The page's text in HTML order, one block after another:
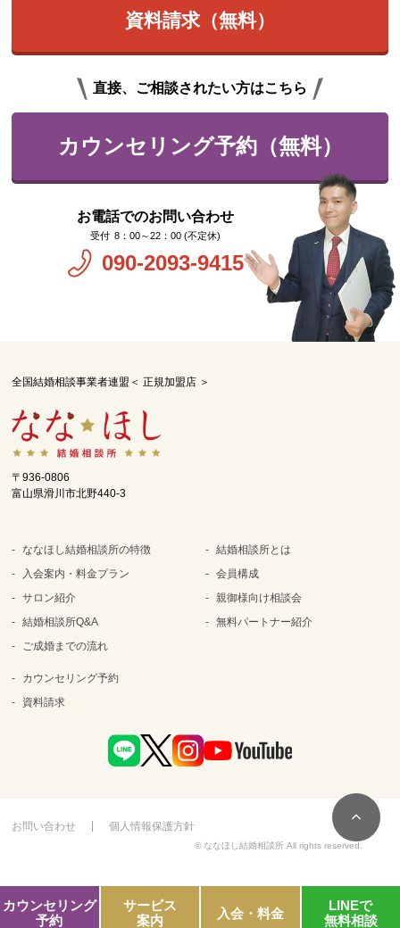
カウンセリング
予約
サービス
案内
入会・料金
LINEで
無料相談
資料請求（無料）
直接、ご相談されたい方はこちら
カウンセリング予約（無料）
お電話でのお問い合わせ
8：00～22：00 (不定休)
090-2093-9415
全国結婚相談事業者連盟＜ 正規加盟店 ＞
〒936-0806
富山県滑川市北野440-3
ななほし結婚相談所の特徴
入会案内・料金プラン
サロン紹介
結婚相談所Q&A
ご成婚までの流れ
結婚相談所とは
会員構成
親御様向け相談会
無料パートナー紹介
カウンセリング予約
資料請求
お問い合わせ 個人情報保護方針
© ななほし結婚相談所 All rights reserved.